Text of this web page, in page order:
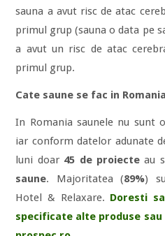
sauna a avut risc de atac
primul grup (sauna o data pe
a avut un risc de atac
primul grup.
Cate saune se fac in
In Romania saunele nu sunt
iar conform datelor adunate
luni doar45 de proiecteau
saune. Majoritatea (89%)
Hotel & Relaxare. Doresti
specificate alte produse